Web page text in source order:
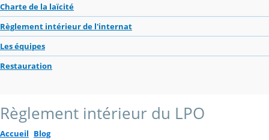
Charte de la laïcité
Règlement intérieur de l'internat
Les équipes
Restauration
Règlement intérieur du LPO
Accueil Blog